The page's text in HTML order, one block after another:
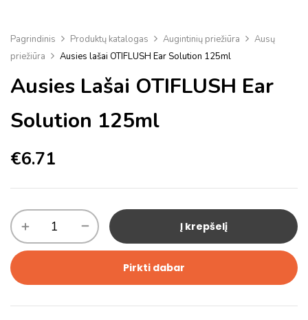
Pagrindinis Produktų katalogas Augintinių priežiūra
Ausų
priežiūra
Ausies lašai OTIFLUSH Ear Solution 125ml
Ausies Lašai OTIFLUSH Ear
Solution 125ml
€6.71
Į krepšelį
Pirkti dabar